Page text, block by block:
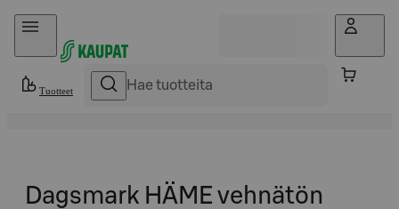
Hyppää sisältöön
Tuotteet
Dagsmark HÄME vehnätön